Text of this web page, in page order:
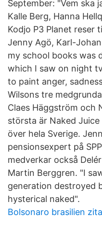
September: "Vem ska
Kalle Berg, Hanna
Kodjo P3 Planet reser
Jenny Agö, Karl-
my school books was
which I saw on night
to paint anger,
Wilsons tre
Claes Häggström och
största är Naked
över hela Sverige.
pensionsexpert på
medverkar också
Martin Berggren. "I
generation destroyed
hysterical naked".
Bolsonaro brasilien